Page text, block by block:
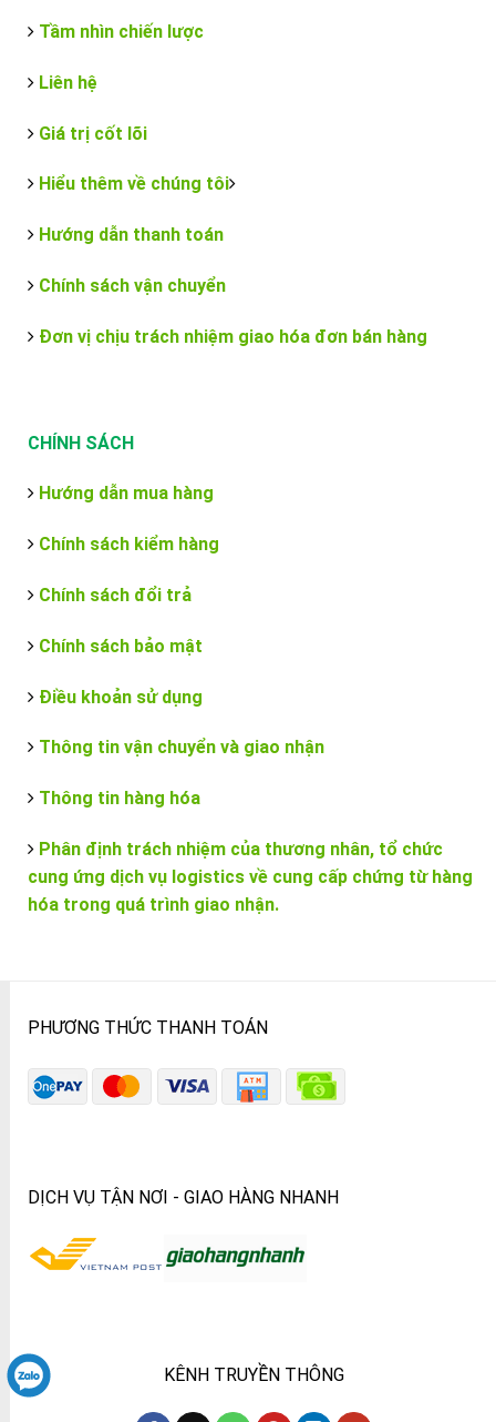
Tầm nhìn chiến lược
Liên hệ
Giá trị cốt lõi
Hiểu thêm về chúng tôi
Hướng dẫn thanh toán
Chính sách vận chuyển
Đơn vị chịu trách nhiệm giao hóa đơn bán hàng
CHÍNH SÁCH
Hướng dẫn mua hàng
Chính sách kiểm hàng
Chính sách đổi trả
Chính sách bảo mật
Điều khoản sử dụng
Thông tin vận chuyển và giao nhận
Thông tin hàng hóa
Phân định trách nhiệm của thương nhân, tổ chức
cung ứng dịch vụ logistics về cung cấp chứng từ hàng
hóa trong quá trình giao nhận.
PHƯƠNG THỨC THANH TOÁN
DỊCH VỤ TẬN NƠI - GIAO HÀNG NHANH
KÊNH TRUYỀN THÔNG